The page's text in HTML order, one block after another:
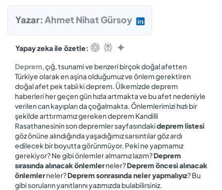
Yazar: Ahmet Nihat Gürsoy
Yapay zeka ile özetle:
Deprem, çığ, tsunami ve benzeri birçok doğal afetten
Türkiye olarak en aşina olduğumuz ve önlem gerektiren
doğal afet pek tabii ki deprem. Ülkemizde deprem
haberleri her geçen gün hızla artmakta ve bu afet nedeniyle
verilen can kayıpları da çoğalmakta. Önlemlerimizi hızlı bir
şekilde arttırmamız gereken deprem Kandilli
Rasathanesinin son depremler sayfasındakideprem listesi
göz önüne alındığında yaşadığımız sarsıntılar göz ardı
edilecek bir boyutta görünmüyor. Peki ne yapmamız
gerekiyor? Ne gibi önlemler almamız lazım?Deprem
sırasında alınacak önlemlerneler?Deprem öncesi alınacak
önlemlerneler?Deprem sonrasında neler yapmalıyız? Bu
gibi soruların yanıtlarını yazımızda bulabilirsiniz.